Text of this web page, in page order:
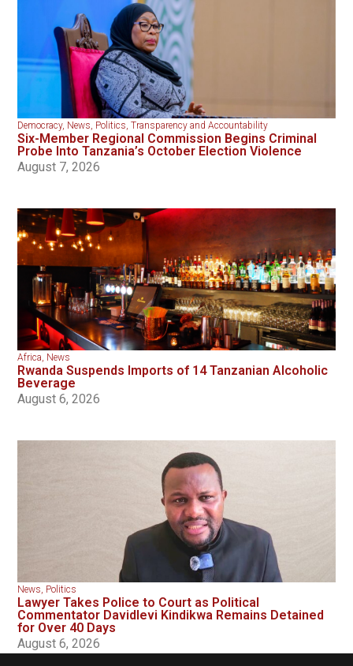
Democracy, News, Politics,Transparency and Accountability
Six-Member Regional Commission Begins Criminal
Probe Into Tanzania’s October Election Violence
August 7, 2026
Africa, News
Rwanda Suspends Imports of 14 Tanzanian Alcoholic
Beverage
August 6, 2026
News, Politics
Lawyer Takes Police to Court as Political
Commentator Davidlevi Kindikwa Remains Detained
for Over 40 Days
August 6, 2026